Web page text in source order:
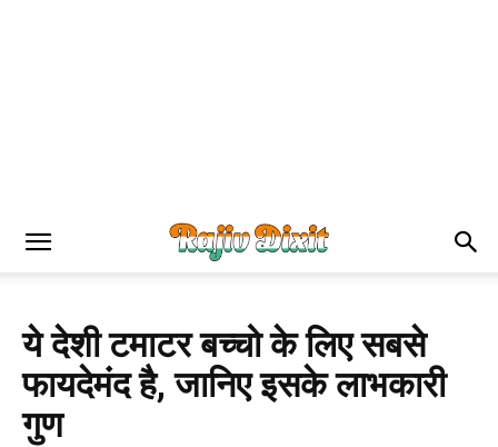
ये देशी टमाटर बच्चो के लिए सबसे
फायदेमंद है, जानिए इसके लाभकारी
गुण